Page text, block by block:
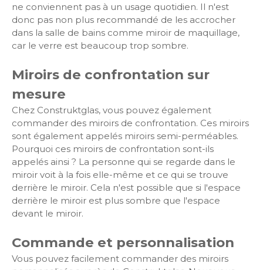
ne conviennent pas à un usage quotidien. Il n'est
donc pas non plus recommandé de les accrocher
dans la salle de bains comme miroir de maquillage,
car le verre est beaucoup trop sombre.
Miroirs de confrontation sur
mesure
Chez Construktglas, vous pouvez également
commander des miroirs de confrontation. Ces miroirs
sont également appelés miroirs semi-perméables.
Pourquoi ces miroirs de confrontation sont-ils
appelés ainsi ? La personne qui se regarde dans le
miroir voit à la fois elle-même et ce qui se trouve
derrière le miroir. Cela n'est possible que si l'espace
derrière le miroir est plus sombre que l'espace
devant le miroir.
Commande et personnalisation
Vous pouvez facilement commander des miroirs